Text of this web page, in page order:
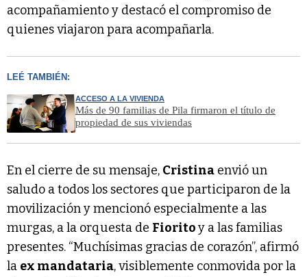
acompañamiento y destacó el compromiso de
quienes viajaron para acompañarla.
LEÉ TAMBIÉN:
ACCESO A LA VIVIENDA
Más de 90 familias de Pila firmaron el título de
propiedad de sus viviendas
En el cierre de su mensaje, Cristina envió un
saludo a todos los sectores que participaron de la
movilización y mencionó especialmente a las
murgas, a la orquesta de Fioritoy a las familias
presentes. “Muchísimas gracias de corazón”, afirmó
la ex mandataria, visiblemente conmovida por la